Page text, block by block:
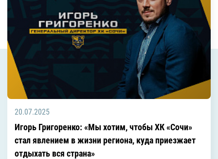
20.07.2025
Игорь Григоренко: «Мы хотим, чтобы ХК «Сочи»
стал явлением в жизни региона, куда приезжает
отдыхать вся страна»